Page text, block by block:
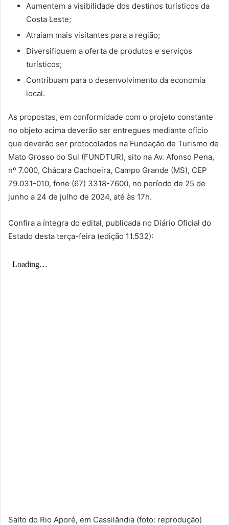
Aumentem a visibilidade dos destinos turísticos da
Costa Leste;
Atraiam mais visitantes para a região;
Diversifiquem a oferta de produtos e serviços
turísticos;
Contribuam para o desenvolvimento da economia
local.
As propostas, em conformidade com o projeto constante
no objeto acima deverão ser entregues mediante ofício
que deverão ser protocolados na Fundação de Turismo de
Mato Grosso do Sul (FUNDTUR), sito na Av. Afonso Pena,
nº 7.000, Chácara Cachoeira, Campo Grande (MS), CEP
79.031-010, fone (67) 3318-7600, no período de 25 de
junho a 24 de julho de 2024, até às 17h.
Confira a íntegra do edital, publicada no Diário Oficial do
Estado desta terça-feira (edição 11.532):
Salto do Rio Aporé, em Cassilândia (foto: reprodução)